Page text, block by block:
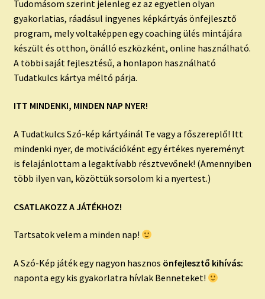
Tudomásom szerint jelenleg ez az egyetlen olyan
gyakorlatias, ráadásul ingyenes képkártyás önfejlesztő
program, mely voltaképpen egy coaching ülés mintájára
készült és otthon, önálló eszközként, online használható.
A többi saját fejlesztésű, a honlapon használható
Tudatkulcs kártya méltó párja.
ITT MINDENKI, MINDEN NAP NYER!
A Tudatkulcs Szó-kép kártyáinál Te vagy a főszereplő! Itt
mindenki nyer, de motivációként egy értékes nyereményt
is felajánlottam a legaktívabb résztvevőnek! (Amennyiben
több ilyen van, közöttük sorsolom ki a nyertest.)
CSATLAKOZZ A JÁTÉKHOZ!
Tartsatok velem a minden nap!
A Szó-Kép játék egy nagyon hasznos önfejlesztő kihívás:
naponta egy kis gyakorlatra hívlak Benneteket!